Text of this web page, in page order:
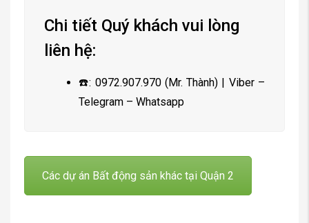
Chi tiết Quý khách vui lòng
liên hệ:
☎️: 0972.907.970 (Mr. Thành) | Viber –
Telegram – Whatsapp
Các dự án Bất động sản khác tại Quận 2